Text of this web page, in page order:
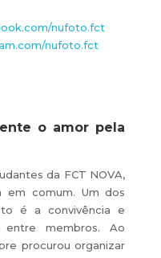
nufoto.fct
nufoto.fct
o amor pela
da FCT NOVA,
comum. Um dos
é a convivência e
entre membros. Ao
procurou organizar